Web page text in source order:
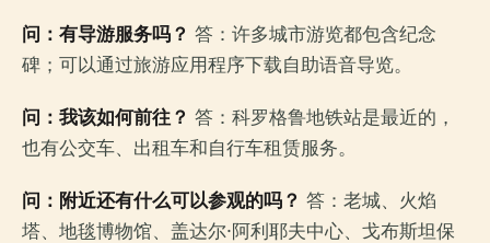
问：有导游服务吗？ 答：许多城市游览都包含纪念
碑；可以通过旅游应用程序下载自助语音导览。
问：我该如何前往？ 答：科罗格鲁地铁站是最近的，
也有公交车、出租车和自行车租赁服务。
问：附近还有什么可以参观的吗？ 答：老城、火焰
塔、地毯博物馆、盖达尔·阿利耶夫中心、戈布斯坦保